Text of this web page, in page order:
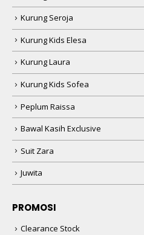
Kurung Seroja
Kurung Kids Elesa
Kurung Laura
Kurung Kids Sofea
Peplum Raissa
Bawal Kasih Exclusive
Suit Zara
Juwita
PROMOSI
Clearance Stock